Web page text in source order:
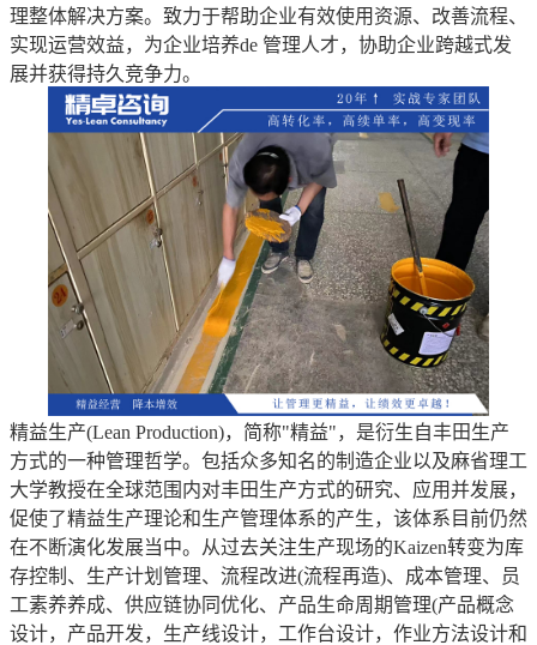
理整体解决方案。致力于帮助企业有效使用资源、改善流程、
实现运营效益，为企业培养de 管理人才，协助企业跨越式发
展并获得持久竞争力。
精益生产(Lean Production)，简称"精益"，是衍生自丰田生产
方式的一种管理哲学。包括众多知名的制造企业以及麻省理工
大学教授在全球范围内对丰田生产方式的研究、应用并发展，
促使了精益生产理论和生产管理体系的产生，该体系目前仍然
在不断演化发展当中。从过去关注生产现场的Kaizen转变为库
存控制、生产计划管理、流程改进(流程再造)、成本管理、员
工素养养成、供应链协同优化、产品生命周期管理(产品概念
设计，产品开发，生产线设计，工作台设计，作业方法设计和